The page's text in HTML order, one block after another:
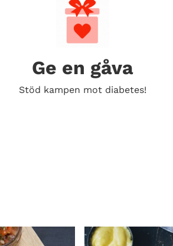
Ge en gåva
Stöd kampen mot diabetes!